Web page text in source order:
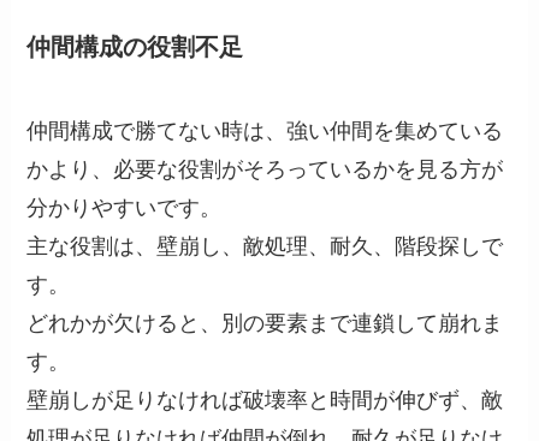
仲間構成の役割不足
仲間構成で勝てない時は、強い仲間を集めている
かより、必要な役割がそろっているかを見る方が
分かりやすいです。
主な役割は、壁崩し、敵処理、耐久、階段探しで
す。
どれかが欠けると、別の要素まで連鎖して崩れま
す。
壁崩しが足りなければ破壊率と時間が伸びず、敵